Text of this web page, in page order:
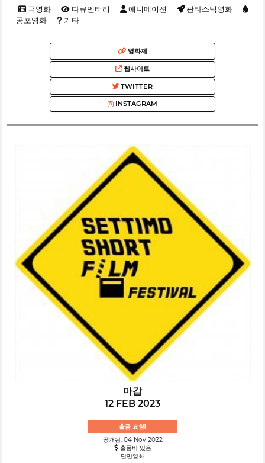
극영화 다큐멘터리 애니메이션
판타스틱영화
공포영화
기타
영화제
웹사이트
TWITTER
INSTAGRAM
마감
12 FEB 2023
출품 요청!
공개됨: 04 Nov 2022
출품비 있음
단편영화